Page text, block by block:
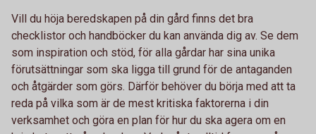
Vill du höja beredskapen på din gård finns det bra
checklistor och handböcker du kan använda dig av. Se dem
som inspiration och stöd, för alla gårdar har sina unika
förutsättningar som ska ligga till grund för de antaganden
och åtgärder som görs. Därför behöver du börja med att ta
reda på vilka som är de mest kritiska faktorerna i din
verksamhet och göra en plan för hur du ska agera om en